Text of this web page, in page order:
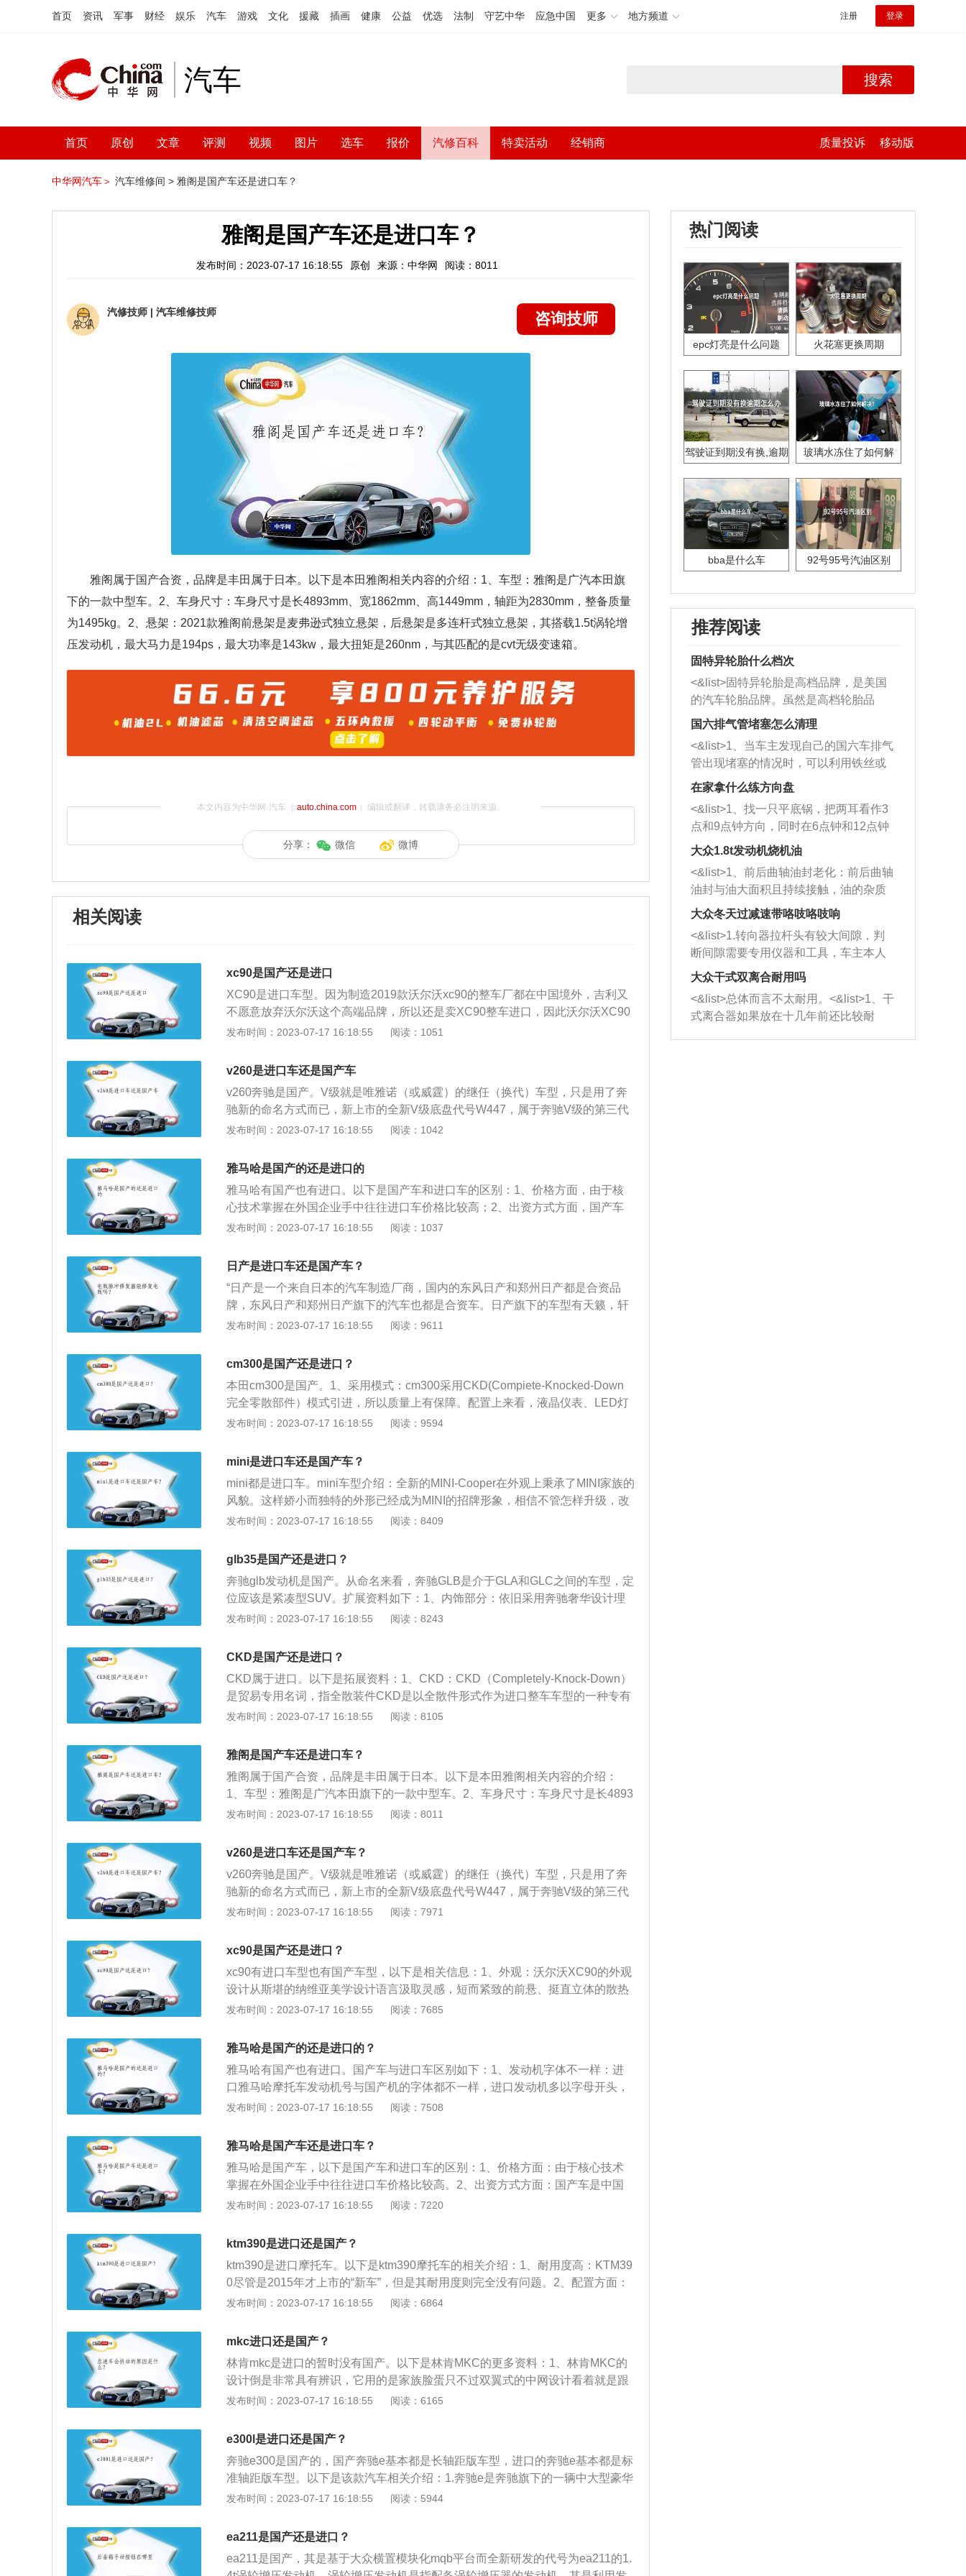
首页 资讯 军事 财经 娱乐 汽车 游戏 文化 援藏 插画 健康 公益 优选 法制 守艺中华 应急中国 更多 地方频道 注册 登录
汽车 搜索
首页 原创 文章 评测 视频 图片 选车 报价 汽修百科 特卖活动 经销商 质量投诉 移动版
中华网汽车＞ 汽车维修间 > 雅阁是国产车还是进口车？
雅阁是国产车还是进口车？
发布时间：2023-07-17 16:18:55 原创 来源：中华网 阅读：8011
汽修技师 | 汽车维修技师 咨询技师
雅阁属于国产合资，品牌是丰田属于日本。以下是本田雅阁相关内容的介绍：1、车型：雅阁是广汽本田旗
下的一款中型车。2、车身尺寸：车身尺寸是长4893mm、宽1862mm、高1449mm，轴距为2830mm，整备质量
为1495kg。2、悬架：2021款雅阁前悬架是麦弗逊式独立悬架，后悬架是多连杆式独立悬架，其搭载1.5t涡轮增
压发动机，最大马力是194ps，最大功率是143kw，最大扭矩是260nm，与其匹配的是cvt无级变速箱。
本文内容为中华网·汽车（ auto.china.com）编辑或翻译，转载请务必注明来源。
分享： 微信 微博
相关阅读
xc90是国产还是进口
XC90是进口车型。因为制造2019款沃尔沃xc90的整车厂都在中国境外，吉利又
不愿意放弃沃尔沃这个高端品牌，所以还是卖XC90整车进口，因此沃尔沃XC90
还是进口。以下是关于沃尔沃XC902023款B6智雅豪华版7座的介绍：2023款沃
2984mm。在如此有优秀的数据下，不仅让2023款沃尔沃XC90看起来更加高大
霸气，同时反馈车内，也会提供给乘客更加宽敞舒适的乘坐环境。而在前脸部分
的设计，2023款沃尔沃XC90也是比上一代车型更显精致。新车的前脸延续了它
经典的家族式理念，方形的进气格栅内部使用了熏黑处理的蜂窝式网格，结合两
侧雷神之锤造型的大灯，给人在视觉上便造成了不小的冲击感，而前包围的话，
下来咱们再来说说它的内饰部分，2023款沃尔沃XC90的内饰依旧是我们所熟悉
的北欧风格，这种典雅，简约的造型，不仅看起来高级，同时也能够彰显出用户
的品味。而为了能够让其看来更显奢华，2023款沃尔沃XC90还为其添加了直纹
显出了它对豪华的定义。当然，配置方面的话，2023款沃尔沃XC90也给出了极
航，自动泊车，陡坡缓降，L2级辅助驾驶，刹车辅助，车道居中保持，道路交通
识别，膝部气囊，道路救援系统等等，让用户可以体验到全方位的行车保护。最
后便是大家比较关心的核心动力，在动力方面2023款沃尔沃XC90提供了两套动
力系统，它们分别是2.0T+48V轻混以及2.0T双增压（电动增压+涡轮增压）发动
驱系统。（数据来源有驾）
发布时间：2023-07-17 16:18:55 阅读：1051
v260是进口车还是国产车
v260奔驰是国产。V级就是唯雅诺（或威霆）的继任（换代）车型，只是用了奔
驰新的命名方式而已，新上市的全新V级底盘代号W447，属于奔驰V级的第三代
车型，福建奔驰本次引进的车型与海外版保持一致。以下为相关拓展资料：1、
最成功的高档汽车品牌之一。其完美的技术水平、过硬的质量标准、推陈出新的
创新能力、以及一系列经典轿跑车款式令人称道。2、车标：奔驰的标志最初是B
enz外加麦穗环绕。1926年，戴姆勒与奔驰合并，星形的标志与奔驰的麦穗终于
合二为一，下有Mercedes-Benz字样，后将麦穗改成圆环，并去掉了Mercedes-B
enz的字样。而随着这两家历史最悠久的汽车生产商的合并，厂方再次为商标申
发布时间：2023-07-17 16:18:55 阅读：1042
雅马哈是国产的还是进口的
雅马哈有国产也有进口。以下是国产车和进口车的区别：1、价格方面，由于核
心技术掌握在外国企业手中往往进口车价格比较高；2、出资方式方面，国产车
是中国人自己设计并制造的车；进口车由中方出资出让土地厂房使用权、资金，
口车是中外合资生产的汽车。以下是进口奔驰和国产奔驰的主要区别的扩展资
料：1、做工方面，国内的车子，先是车门，转角和铁皮金属的处理都非常的粗
糙，再到驾驶座部分，油门和刹车的踏板还有方向盘底下，很多的塑料边缘和材
料的安装都有毛边。后备箱和储物空间，完全没有任何保护。国产奔驰存在偷工
减料的现象，进口很少会有这种情况；2、精细方面，国产奔驰的底盘和一些塑
要比进口贵。
发布时间：2023-07-17 16:18:55 阅读：1037
日产是进口车还是国产车？
“日产是一个来自日本的汽车制造厂商，国内的东风日产和郑州日产都是合资品
牌，东风日产和郑州日产旗下的汽车也都是合资车。日产旗下的车型有天籁，轩
逸，蓝鸟，逍客，奇骏，劲客等。东风日产花都、襄阳、郑州工厂年总生产能力
产效率比肩国际先进水平。目前，东风日产旗下拥有新一代天籁、楼兰、奇骏、
逍客、轩逸、骐达、阳光、骊威、玛驰等多款畅销车型，完成了五大车系的战略
布局，覆盖轿车、MPV、SUV、CROSS-OVER等领域，东风日产已成为行业内
车型最多，产品线最完整的企业之一。
发布时间：2023-07-17 16:18:55 阅读：9611
cm300是国产还是进口？
本田cm300是国产。1、采用模式：cm300采用CKD(Compiete-Knocked-Down
完全零散部件）模式引进，所以质量上有保障。配置上来看，液晶仪表、LED灯
源、双通道ABS、滑动离合器，这些主流配置它都有。2、群体定位：cm300定
中年左右，区别于街车人群。
发布时间：2023-07-17 16:18:55 阅读：9594
mini是进口车还是国产车？
mini都是进口车。mini车型介绍：全新的MINI-Cooper在外观上秉承了MINI家族的
风貌。这样娇小而独特的外形已经成为MINI的招牌形象，相信不管怎样升级，改
款，厂方也会保留其超过90%的外观特征。MINI驱动：MINI-Cooper采用前置发
s。MINI-Cooper装备的是四轮独立跑车化悬架系统，以及后轴多连杆悬架系统，
提供了极为优越的道路操控性。
发布时间：2023-07-17 16:18:55 阅读：8409
glb35是国产还是进口？
奔驰glb发动机是国产。从命名来看，奔驰GLB是介于GLA和GLC之间的车型，定
位应该是紧凑型SUV。扩展资料如下：1、内饰部分：依旧采用奔驰奢华设计理
念，新车内饰采用大面积镀铬装饰，显得豪华而又不失科技感，运动式的三幅方
科技感。中控一共有五处银色圆形触控口，看上去非常时尚。2、外观设计：全
新GLB-SUV继承了奔驰SUV家族“硬核”的设计基因，外观方正有型，简约硬朗的
线条和充满张力的型面体现了“感性·纯粹”的设计哲学，采用网格式进气格栅，边
框是四边圆润型设计，搭配两侧LED大灯设计方案显得格外孔武有力。
发布时间：2023-07-17 16:18:55 阅读：8243
CKD是国产还是进口？
CKD属于进口。以下是拓展资料：1、CKD：CKD（Completely-Knock-Down）
是贸易专用名词，指全散装件CKD是以全散件形式作为进口整车车型的一种专有
名词术语，在当地生产的零部件以较低的关税和较低的工资，利用当地劳动力组
缩写，意思是“半散装”。换句话说，SKD汽车就是指从国外进口汽车总成（如发
动机、驾驶室、底盘等），然后在国内汽车厂装配而成的汽车。SKD相当于人家
将汽车做成“半成品”，进口后简单组装就成整车。
发布时间：2023-07-17 16:18:55 阅读：8105
雅阁是国产车还是进口车？
雅阁属于国产合资，品牌是丰田属于日本。以下是本田雅阁相关内容的介绍：
1、车型：雅阁是广汽本田旗下的一款中型车。2、车身尺寸：车身尺寸是长4893
mm、宽1862mm、高1449mm，轴距为2830mm，整备质量为1495kg。2、悬
载1.5t涡轮增压发动机，最大马力是194ps，最大功率是143kw，最大扭矩是260
nm，与其匹配的是cvt无级变速箱。
发布时间：2023-07-17 16:18:55 阅读：8011
v260是进口车还是国产车？
v260奔驰是国产。V级就是唯雅诺（或威霆）的继任（换代）车型，只是用了奔
驰新的命名方式而已，新上市的全新V级底盘代号W447，属于奔驰V级的第三代
车型，福建奔驰本次引进的车型与海外版保持一致。以下为相关拓展资料：1、
最成功的高档汽车品牌之一。其完美的技术水平、过硬的质量标准、推陈出新的
创新能力、以及一系列经典轿跑车款式令人称道。2、车标：奔驰的标志最初是B
enz外加麦穗环绕。1926年，戴姆勒与奔驰合并，星形的标志与奔驰的麦穗终于
合二为一，下有Mercedes-Benz字样，后将麦穗改成圆环，并去掉了Mercedes-B
enz的字样。而随着这两家历史最悠久的汽车生产商的合并，厂方再次为商标申
发布时间：2023-07-17 16:18:55 阅读：7971
xc90是国产还是进口？
xc90有进口车型也有国产车型，以下是相关信息：1、外观：沃尔沃XC90的外观
设计从斯堪的纳维亚美学设计语言汲取灵感，短而紧致的前悬、挺直立体的散热
格栅以及镶嵌在中央的VOLVO徽标，与两侧醒目的“雷神之锤”LED前大灯相映成
发动机，引入48V轻度混合动力系统，匹配8速自动变速箱。B5车型最大功率250
匹马力，峰值扭矩350牛米，综合油耗低至7.7升/100公里，实现了高能耗和低消
耗的和谐统一。
发布时间：2023-07-17 16:18:55 阅读：7685
雅马哈是国产的还是进口的？
雅马哈有国产也有进口。国产车与进口车区别如下：1、发动机字体不一样：进
口雅马哈摩托车发动机号与国产机的字体都不一样，进口发动机多以字母开头，
而且在发动机号两端都没有*号。2、车架号和发动机号不一样：进口雅马哈正品
伪。雅马哈每生产一辆车，发动机号和车架号都是唯一的并且相互对应并上传至
国家机动车光盘目录，然后买车后到车管所上牌时，车管所打印出来的行驶证上
的生产厂家与正品车对应。
发布时间：2023-07-17 16:18:55 阅读：7508
雅马哈是国产车还是进口车？
雅马哈是国产车，以下是国产车和进口车的区别：1、价格方面：由于核心技术
掌握在外国企业手中往往进口车价格比较高。2、出资方式方面：国产车是中国
人自己设计并制造的车；进口车由中方出资出让土地厂房使用权、资金，国外投
是中外合资生产的汽车。以下是进口奔驰和国产奔驰的主要区别的扩展资料：
1、做工方面：国内的车子，先是车门，转角和铁皮金属的处理都非常的粗糙，
再到驾驶座部分，油门和刹车的踏板还有方向盘底下，很多的塑料边缘和材料的
安装都有毛边。后备箱和储物空间，完全没有任何保护。国产奔驰存在偷工减料
的现象，进口很少会有这种情况。2、精细方面：国产奔驰的底盘和一些塑料的
进口贵。
发布时间：2023-07-17 16:18:55 阅读：7220
ktm390是进口还是国产？
ktm390是进口摩托车。以下是ktm390摩托车的相关介绍：1、耐用度高：KTM39
0尽管是2015年才上市的“新车”，但是其耐用度则完全没有问题。2、配置方面：
该款摩托配置单缸水冷引擎，最大的实际排量达到372cc，最大功率和最大扭矩
到100米的加速时间只有5.2秒，自身重量也只有152千克。
发布时间：2023-07-17 16:18:55 阅读：6864
mkc进口还是国产？
林肯mkc是进口的暂时没有国产。以下是林肯MKC的更多资料：1、林肯MKC的
设计倒是非常具有辨识，它用的是家族脸蛋只不过双翼式的中网设计看着就是跟
普遍的一体式要独特得多。2、尾部也是有一定的特色所在，比如连体式尾灯就
版本。3、林肯mkc搭载与国产翼虎同款的2.0升的EcoBoost四缸涡轮增压发动
机，最大输出功率240马力，每分5500转，扭矩365牛米，同时还备有2.3升Ecob
oost发动机可选（适用于Select和Reserve两款车型），该引擎最大功率275马
力，扭矩406牛米。
发布时间：2023-07-17 16:18:55 阅读：6165
e300l是进口还是国产？
奔驰e300是国产的，国产奔驰e基本都是长轴距版车型，进口的奔驰e基本都是标
准轴距版车型。以下是该款汽车相关介绍：1.奔驰e是奔驰旗下的一辆中大型豪华
汽车,这一款车的对标车型是宝马5系，奥迪a6|等。2.奔驰e300共使用三款发动
升涡轮增压发动机。3.1.5升涡轮增压发动机最大功率是135kw，最大扭矩为280
牛米，最大扭矩转速为三干到4000转每分钟，最大功率转速为6100转每分钟。这
款发动机配备了缸内直喷技术,而且使用的是铝合金缸盖缸体。4.低功率版2.0升涡
发布时间：2023-07-17 16:18:55 阅读：5944
ea211是国产还是进口？
ea211是国产，其是基于大众横置模块化mqb平台而全新研发的代号为ea211的1.
热门阅读
epc灯亮是什么问题 火花塞更换周期
驾驶证到期没有换,逾期
玻璃水冻住了如何解
bba是什么车 92号95号汽油区别
推荐阅读
固特异轮胎什么档次
<&list>固特异轮胎是高档品牌，是美国
的汽车轮胎品牌。虽然是高档轮胎品
牌，但是中高低端的轮胎都有生产，这
也是为了更好的开拓市场。
国六排气管堵塞怎么清理
<&list>1、当车主发现自己的国六车排气
管出现堵塞的情况时，可以利用铁丝或
者是细棍，直接将杂物给取出来，如果
堵塞情况比较严重，也可以采取应急措
施。 <&list>2、直接利用木棍将所有的
杂物推到排气管里面的位置处，然后将
三元催化器拆解开，就可以将堵塞的东
西取出来。但如果是因为积碳过多引起
的堵塞，就需要将三元催化器泡在草酸
洗剂对堵塞的情况得到解决，将清洗剂
放在燃油箱中，与燃油混合后，车辆启
动时，就可以和汽油一起进入到燃烧
室，最后形成废气排出，就可以让三元
催化器得到清洗，排气管堵塞的情况就
能够得到解决。
在家拿什么练方向盘
<&list>1、找一只平底锅，把两耳看作3
点和9点钟方向，同时在6点钟和12点钟
方向做一个标记。 <&list>2、双手握住
一圈半的练习，往右同样也要打相同的
圈数。 <&list>3、最后强调要反复练
习，这样就可以形成肌肉记忆，在真实
驾驶车辆时，不需要记忆也能打好方
向。
大众1.8t发动机烧机油
<&list>1、前后曲轴油封老化：前后曲轴
油封与油大面积且持续接触，油的杂质
和发动机内持续温度变化使其密封效果
逐渐减弱，导致渗油或漏油。<&list>2、
活塞间隙过大：积碳会使活塞环与缸体
的间隙扩大，导致机油流入燃烧室中，
造成烧机油。<&list>3、机油粘度。使用
机油粘度过小的话，同样会有烧机油现
象，机油粘度过小具有很好的流动性，
大众冬天过减速带咯吱咯吱响
<&list>1.转向器拉杆头有较大间隙，判
断间隙需要专用仪器和工具，车主本人
无法制作，需要将车辆送到修理厂或4s
店；<&list>2.车辆半轴套管防尘罩破
裂，破裂后会出现漏油现象，使半轴磨
损严重，磨损的半轴容易损坏，产生异
响；<&list>3.稳定器的转向胶套和球头
大众干式双离合耐用吗
<&list>总体而言不太耐用。<&list>1、干
式离合器如果放在十几年前还比较耐